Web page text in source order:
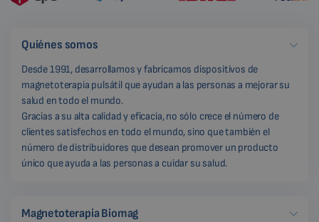
Quiénes somos
Desde 1991, desarrollamos y fabricamos dispositivos de
magnetoterapia pulsátil que ayudan a las personas a mejorar su
salud en todo el mundo.
Gracias a su alta calidad y eficacia, no sólo crece el número de
clientes satisfechos en todo el mundo, sino que también el
número de distribuidores que desean promover un producto
único que ayuda a las personas a cuidar su salud.
Magnetoterapia Biomag